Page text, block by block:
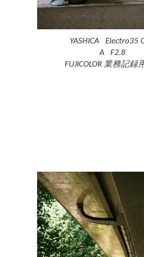
YASHICA Electro35
A F2.8
FUJICOLOR 業務記録